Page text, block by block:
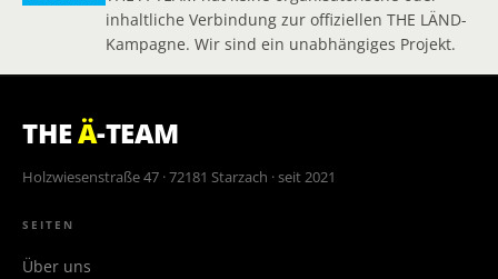
inhaltliche Verbindung zur offiziellen THE LÄND-
Kampagne. Wir sind ein unabhängiges Projekt.
THEÄ-TEAM
Holzwiesenstraße 47 · 72181 Starzach · seit 2021
SEITEN
Über uns